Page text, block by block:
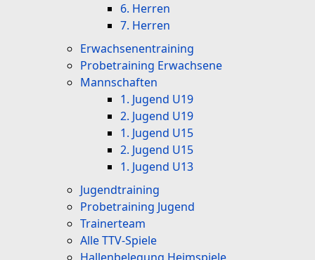
6. Herren
7. Herren
Erwachsenentraining
Probetraining Erwachsene
Mannschaften
1. Jugend U19
2. Jugend U19
1. Jugend U15
2. Jugend U15
1. Jugend U13
Jugendtraining
Probetraining Jugend
Trainerteam
Alle TTV-Spiele